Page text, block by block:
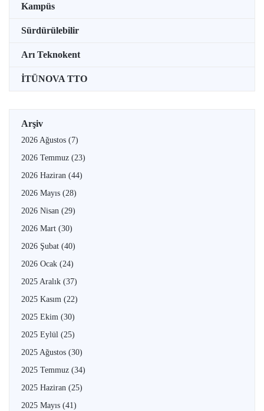
Kampüs
Sürdürülebilir
Arı Teknokent
İTÜNOVA TTO
Arşiv
2026 Ağustos (7)
2026 Temmuz (23)
2026 Haziran (44)
2026 Mayıs (28)
2026 Nisan (29)
2026 Mart (30)
2026 Şubat (40)
2026 Ocak (24)
2025 Aralık (37)
2025 Kasım (22)
2025 Ekim (30)
2025 Eylül (25)
2025 Ağustos (30)
2025 Temmuz (34)
2025 Haziran (25)
2025 Mayıs (41)